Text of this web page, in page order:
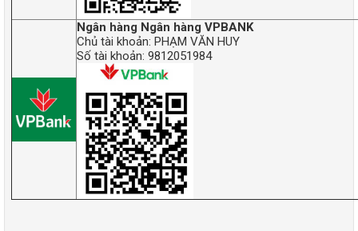
Ngân hàng Ngân hàng VPBANK
Chủ tài khoản: PHẠM VĂN HUY
Số tài khoản: 9812051984